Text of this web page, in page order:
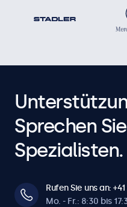
Sprechen
Spezialisten.
Rufen Sie uns an:
Mo. - Fr.: 8:30 bis